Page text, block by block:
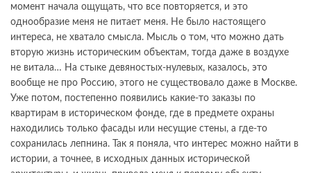
момент начала ощущать, что все повторяется, и это
однообразие меня не питает меня. Не было настоящего
интереса, не хватало смысла. Мысль о том, что можно дать
вторую жизнь историческим объектам, тогда даже в воздухе
не витала… На стыке девяностых-нулевых, казалось, это
вообще не про Россию, этого не существовало даже в Москве.
Уже потом, постепенно появились какие-то заказы по
квартирам в историческом фонде, где в предмете охраны
находились только фасады или несущие стены, а где-то
сохранилась лепнина. Так я поняла, что интерес можно найти в
истории, а точнее, в исходных данных исторической